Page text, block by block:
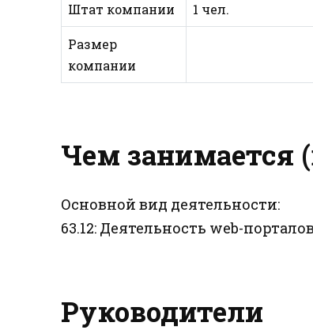
Штат компании 1 чел.
Размер
компании
Чем занимается
Основной вид деятельности:
63.12: Деятельность web-порталов
Руководители